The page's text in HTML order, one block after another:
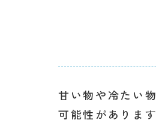
甘い物や冷たい
可能性がありま